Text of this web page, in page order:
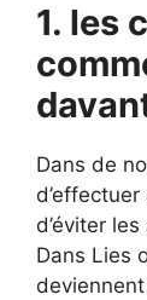
1. les
Dans de
d’éviter
Dans Lies